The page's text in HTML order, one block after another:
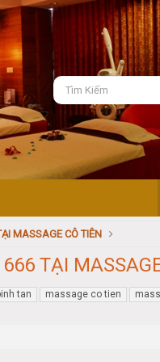
MASSAGE CÔ TIÊN
TẠI
tan massage co tien